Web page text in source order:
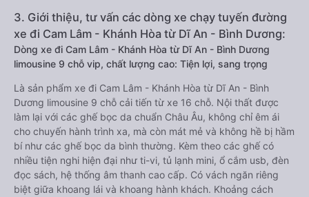
3. Giới thiệu, tư vấn các dòng xe chạy tuyến đường
xe đi Cam Lâm - Khánh Hòa từ Dĩ An - Bình Dương:
Dòng xe đi Cam Lâm - Khánh Hòa từ Dĩ An - Bình Dương
limousine 9 chỗ vip, chất lượng cao: Tiện lợi, sang trọng
Là sản phẩm xe đi Cam Lâm - Khánh Hòa từ Dĩ An - Bình
Dương limousine 9 chỗ cải tiến từ xe 16 chỗ. Nội thất được
làm lại với các ghế bọc da chuẩn Châu Âu, không chỉ êm ái
cho chuyến hành trình xa, mà còn mát mẻ và không hề bị hầm
bí như các ghế bọc da bình thường. Kèm theo các ghế có
nhiều tiện nghi hiện đại như ti-vi, tủ lạnh mini, ổ cắm usb, đèn
đọc sách, hệ thống âm thanh cao cấp. Có vách ngăn riêng
biệt giữa khoang lái và khoang hành khách. Khoảng cách